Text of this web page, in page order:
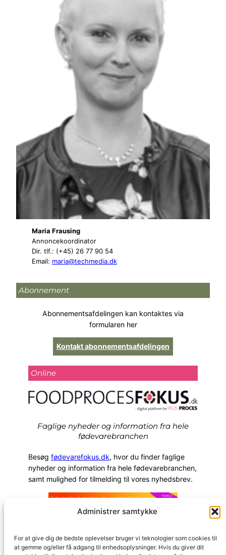
Administrer samtykke
For at give dig de bedste oplevelser bruger vi teknologier som cookies til
at gemme og/eller få adgang til enhedsoplysninger. Hvis du giver dit
Maria Frausing
Annoncekoordinator
Dir. tlf.: (+45) 26 77 90 54
Email: maria@techmedia.dk
Abonnement
Abonnementsafdelingen kan kontaktes via
formularen her
Kontakt abonnementsafdelingen
Online
Faglige nyheder og information fra hele
fødevarebranchen
Besøg fødevarefokus.dk, hvor du finder faglige
nyheder og information fra hele fødevarebranchen,
samt mulighed for tilmelding til vores nyhedsbrev.
FagmedierPrepressOm TechMedia